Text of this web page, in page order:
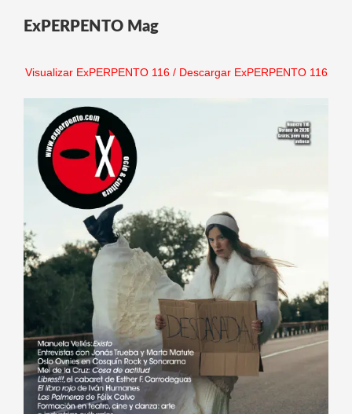
ExPERPENTO Mag
Visualizar ExPERPENTO 116/ Descargar ExPERPENTO 116